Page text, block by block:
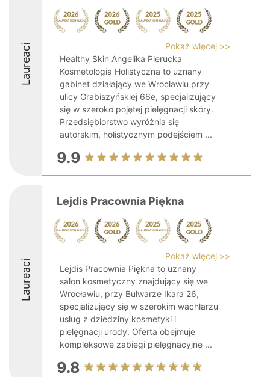
Laureaci
Pokaż więcej >>
Healthy Skin Angelika Pierucka
Kosmetologia Holistyczna to uznany
gabinet działający we Wrocławiu przy
ulicy Grabiszyńskiej 66e, specjalizujący
się w szeroko pojętej pielęgnacji skóry.
Przedsiębiorstwo wyróżnia się
autorskim, holistycznym podejściem ...
9.9
Laureaci
Lejdis Pracownia Piękna
Pokaż więcej >>
Lejdis Pracownia Piękna to uznany
salon kosmetyczny znajdujący się we
Wrocławiu, przy Bulwarze Ikara 26,
specjalizujący się w szerokim wachlarzu
usług z dziedziny kosmetyki i
pielęgnacji urody. Oferta obejmuje
kompleksowe zabiegi pielęgnacyjne ...
9.8